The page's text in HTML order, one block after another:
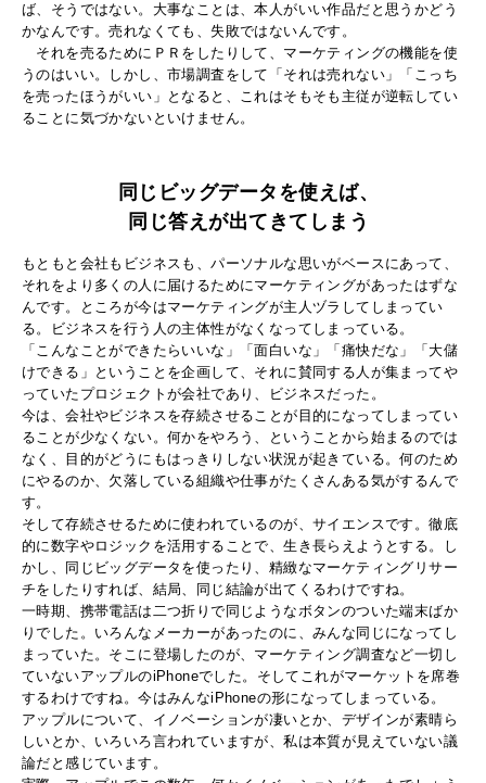
ば、そうではない。大事なことは、本人がいい作品だと思うかどう
かなんです。売れなくても、失敗ではないんです。
それを売るためにＰＲをしたりして、マーケティングの機能を使
うのはいい。しかし、市場調査をして「それは売れない」「こっち
を売ったほうがいい」となると、これはそもそも主従が逆転してい
ることに気づかないといけません。
同じビッグデータを使えば、
同じ答えが出てきてしまう
もともと会社もビジネスも、パーソナルな思いがベースにあって、
それをより多くの人に届けるためにマーケティングがあったはずな
んです。ところが今はマーケティングが主人ヅラしてしまってい
る。ビジネスを行う人の主体性がなくなってしまっている。
「こんなことができたらいいな」「面白いな」「痛快だな」「大儲
けできる」ということを企画して、それに賛同する人が集まってや
っていたプロジェクトが会社であり、ビジネスだった。
今は、会社やビジネスを存続させることが目的になってしまってい
ることが少なくない。何かをやろう、ということから始まるのでは
なく、目的がどうにもはっきりしない状況が起きている。何のため
にやるのか、欠落している組織や仕事がたくさんある気がするんで
す。
そして存続させるために使われているのが、サイエンスです。徹底
的に数字やロジックを活用することで、生き長らえようとする。し
かし、同じビッグデータを使ったり、精緻なマーケティングリサー
チをしたりすれば、結局、同じ結論が出てくるわけですね。
一時期、携帯電話は二つ折りで同じようなボタンのついた端末ばか
りでした。いろんなメーカーがあったのに、みんな同じになってし
まっていた。そこに登場したのが、マーケティング調査など一切し
ていないアップルのiPhoneでした。そしてこれがマーケットを席巻
するわけですね。今はみんなiPhoneの形になってしまっている。
アップルについて、イノベーションが凄いとか、デザインが素晴ら
しいとか、いろいろ言われていますが、私は本質が見えていない議
論だと感じています。